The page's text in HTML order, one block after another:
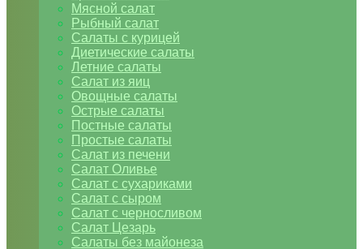
Мясной салат
Рыбный салат
Салаты с курицей
Диетические салаты
Летние салаты
Салат из яиц
Овощные салаты
Острые салаты
Постные салаты
Простые салаты
Салат из печени
Салат Оливье
Салат с сухариками
Салат с сыром
Салат с черносливом
Салат Цезарь
Салаты без майонеза